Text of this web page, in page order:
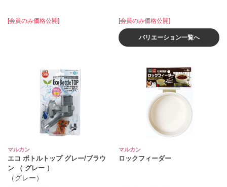
[会員のみ価格公開] [会員のみ価格公開]
バリエーション一覧へ
マルカン
エコ ボトルトップ グレー/ブラウ
ン （ グレー ）
（グレー）
マルカン
ロックフィーダー